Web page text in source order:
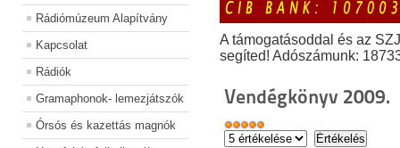
Rádiómúzeum Alapítvány
Kapcsolat
Rádiók
Gramaphonok- lemezjátszók
Órsós és kazettás magnók
A támogatásoddal és az
segíted! Adószámunk:
Vendégkönyv 2009.